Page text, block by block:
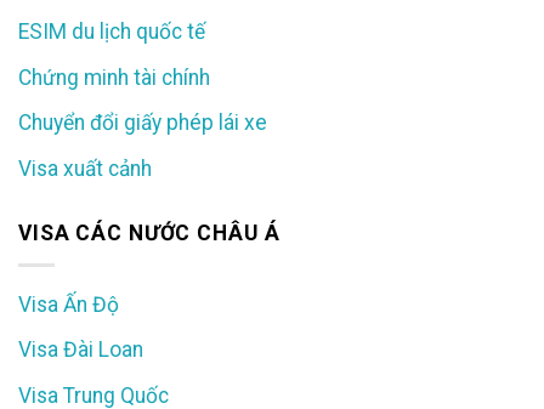
ESIM du lịch quốc tế
Chứng minh tài chính
Chuyển đổi giấy phép lái xe
Visa xuất cảnh
VISA CÁC NƯỚC CHÂU Á
Visa Ấn Độ
Visa Đài Loan
Visa Trung Quốc